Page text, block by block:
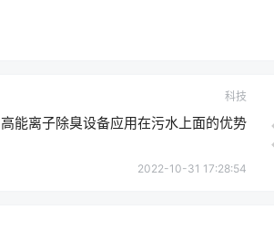
科技
高能离子除臭设备应用在污水上面的优势
2022-10-31 17:28:54